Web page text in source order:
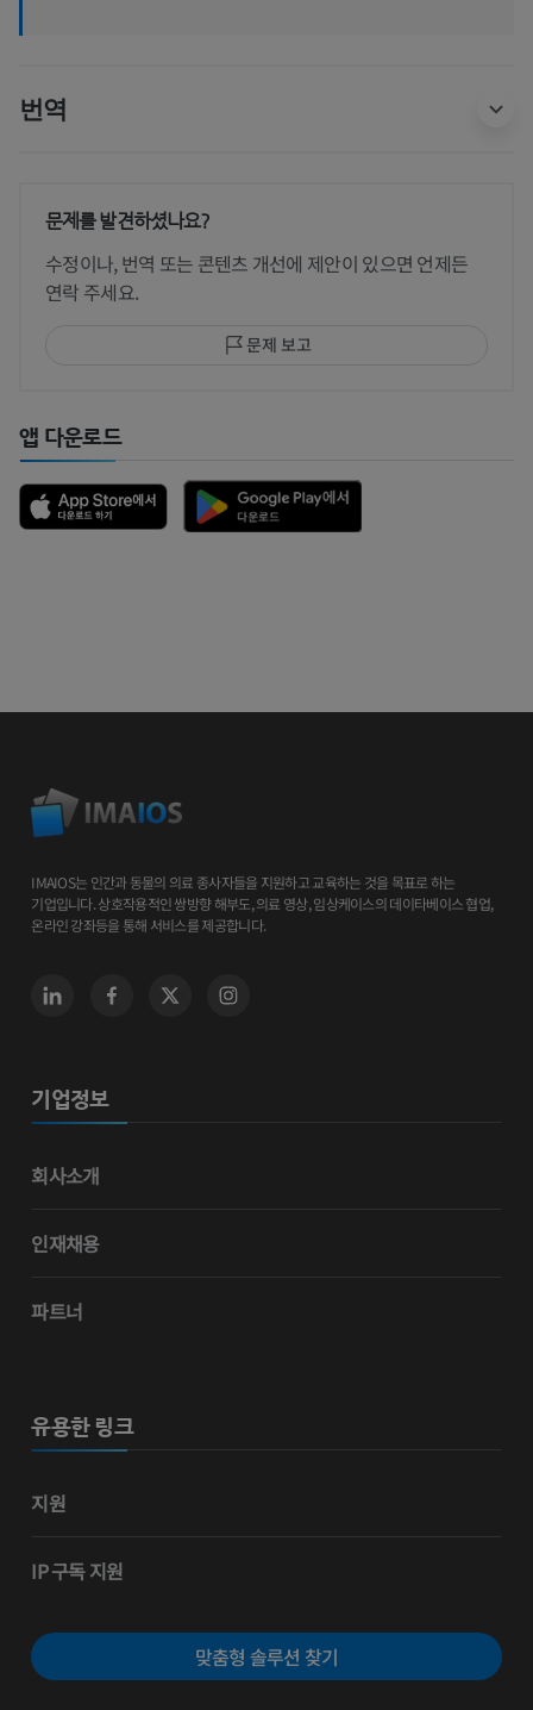
번역
문제를 발견하셨나요?
수정이나, 번역 또는 콘텐츠 개선에 제안이 있으면 언제든
연락 주세요.
문제 보고
앱 다운로드
IMAIOS는 인간과 동물의 의료 종사자들을 지원하고 교육하는 것을 목표로 하는
기업입니다. 상호작용적인 쌍방향 해부도, 의료 영상, 임상케이스의 데이타베이스 협업,
온라인 강좌등을 통해 서비스를 제공합니다.
기업정보
회사소개
인재채용
파트너
유용한 링크
지원
IP 구독 지원
맞춤형 솔루션 찾기